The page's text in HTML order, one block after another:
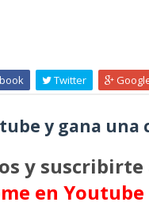
Twitter
y gana una
y suscribirte
en Youtube